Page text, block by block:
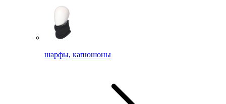
шарфы, капюшоны